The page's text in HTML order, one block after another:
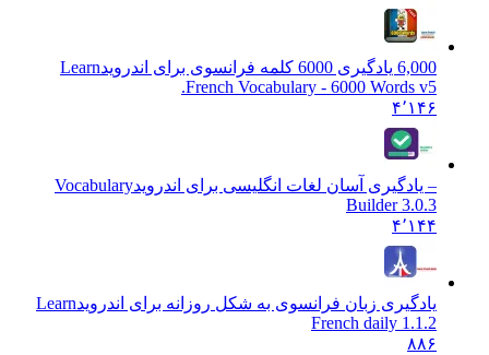
6,000 یادگیری 6000 کلمه فرانسوی برای اندروید
Learn
French Vocabulary - 6000 Words v5.
۴٬۱۴۶
– یادگیری آسان لغات انگلیسی برای اندرویدVocabulary
Builder 3.0.3
۴٬۱۴۴
یادگیری زبان فرانسوی به شکل روزانه برای اندرویدLearn
French daily 1.1.2
۸۸۶